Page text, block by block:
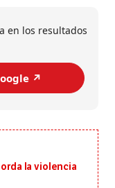
en los resultados
↗️
la violencia